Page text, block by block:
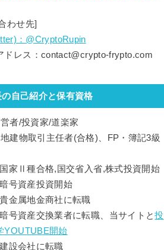
わせ先]
：@CryptoRupin
ドレス：contact@crypto-frypto.com
自己紹介と保有資格
者/投資家/道楽家
建物取引主任者(合格)、FP・簿記3級
家Ⅱ種合格,国交省入省,株式投資開始
号資産投資開始
金属地金商社に転職
号資産交換業者に転職、当サイトと投
YOUTUBE開始
設会社に転職